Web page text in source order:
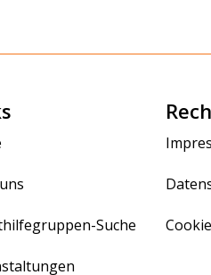
Suche